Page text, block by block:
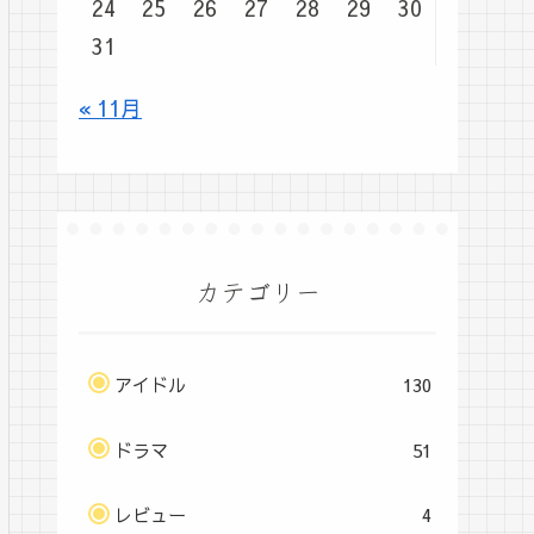
24 25 26 27 28 29
30
31
« 11月
カテゴリー
アイドル 130
ドラマ 51
レビュー 4